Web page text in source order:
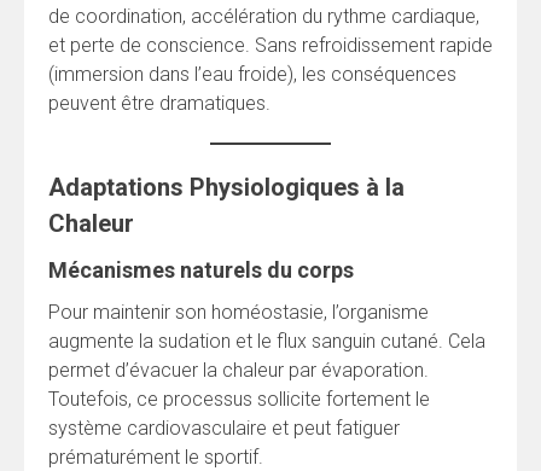
de coordination, accélération du rythme cardiaque,
et perte de conscience. Sans refroidissement rapide
(immersion dans l’eau froide), les conséquences
peuvent être dramatiques.
Adaptations Physiologiques à la
Chaleur
Mécanismes naturels du corps
Pour maintenir son homéostasie, l’organisme
augmente la sudation et le flux sanguin cutané. Cela
permet d’évacuer la chaleur par évaporation.
Toutefois, ce processus sollicite fortement le
système cardiovasculaire et peut fatiguer
prématurément le sportif.